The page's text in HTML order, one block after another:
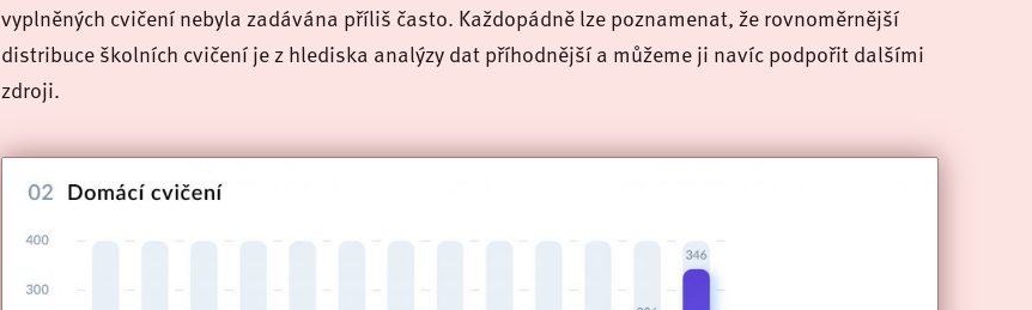
vyplněných cvičení nebyla zadávána příliš často. Každopádně lze poznamenat, že rovnoměrnější
distribuce školních cvičení je z hlediska analýzy dat příhodnější a můžeme ji navíc podpořit dalšími
zdroji.